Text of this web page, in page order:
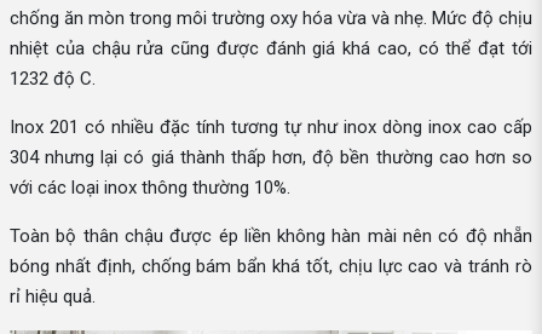
chống ăn mòn trong môi trường oxy hóa vừa và nhẹ. Mức độ chịu
nhiệt của chậu rửa cũng được đánh giá khá cao, có thể đạt tới
1232 độ C.
Inox 201 có nhiều đặc tính tương tự như inox dòng inox cao cấp
304 nhưng lại có giá thành thấp hơn, độ bền thường cao hơn so
với các loại inox thông thường 10%.
Toàn bộ thân chậu được ép liền không hàn mài nên có độ nhẵn
bóng nhất định, chống bám bẩn khá tốt, chịu lực cao và tránh rò
rỉ hiệu quả.